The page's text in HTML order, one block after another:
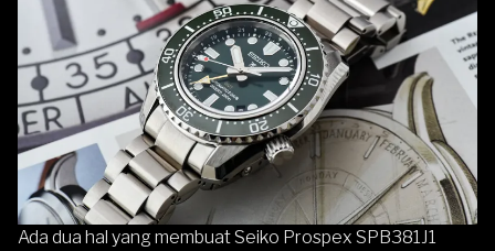
Ada dua hal yang membuat Seiko Prospex SPB381J1